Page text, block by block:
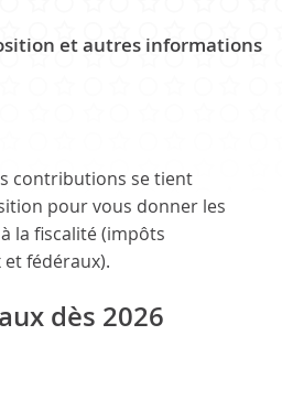
et autres informations
contributions se tient
pour vous donner les
la fiscalité (impôts
fédéraux).
dès 2026